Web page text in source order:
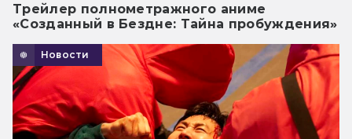
Трейлер полнометражного аниме
«Созданный в Бездне: Тайна пробуждения»
Новости